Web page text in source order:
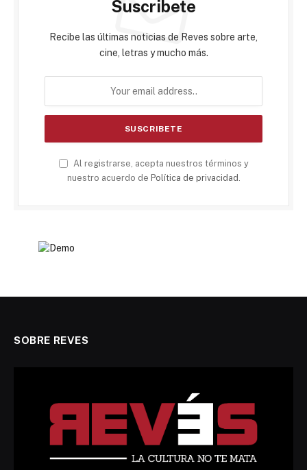
Suscribete
Recibe las últimas noticias de Reves sobre arte,
cine, letras y mucho más.
Al registrarse, acepta nuestros términos y
nuestro acuerdo de Política de privacidad .
SOBRE REVES